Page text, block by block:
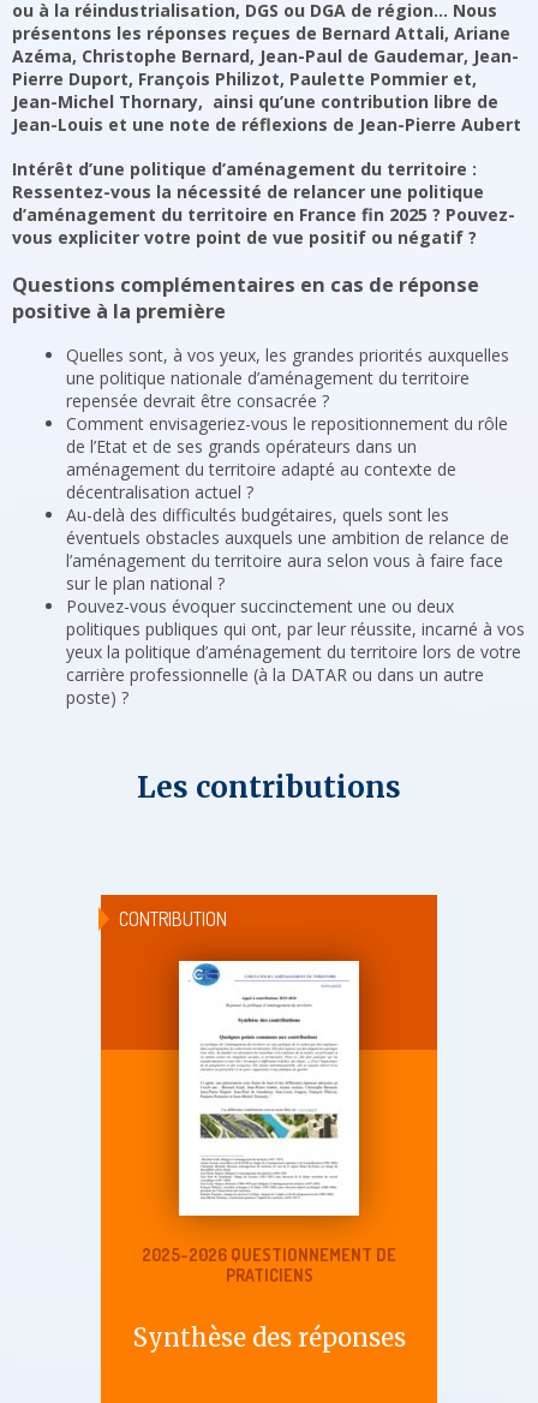
ou à la réindustrialisation, DGS ou DGA de région… Nous
présentons les réponses reçues de Bernard Attali, Ariane
Azéma, Christophe Bernard, Jean-Paul de Gaudemar, Jean-
Pierre Duport, François Philizot, Paulette Pommier et,
Jean-Michel Thornary, ainsi qu’une contribution libre de
Jean-Louis et une note de réflexions de Jean-Pierre Aubert
Intérêt d’une politique d’aménagement du territoire :
Ressentez-vous la nécessité de relancer une politique
d’aménagement du territoire en France fin 2025 ? Pouvez-
vous expliciter votre point de vue positif ou négatif ?
Questions complémentaires en cas de réponse
positive à la première
Quelles sont, à vos yeux, les grandes priorités auxquelles
une politique nationale d’aménagement du territoire
repensée devrait être consacrée ?
Comment envisageriez-vous le repositionnement du rôle
de l’Etat et de ses grands opérateurs dans un
aménagement du territoire adapté au contexte de
décentralisation actuel ?
Au-delà des difficultés budgétaires, quels sont les
éventuels obstacles auxquels une ambition de relance de
l’aménagement du territoire aura selon vous à faire face
sur le plan national ?
Pouvez-vous évoquer succinctement une ou deux
politiques publiques qui ont, par leur réussite, incarné à vos
yeux la politique d’aménagement du territoire lors de votre
carrière professionnelle (à la DATAR ou dans un autre
poste) ?
Les contributions
CONTRIBUTION
2025-2026 QUESTIONNEMENT DE
PRATICIENS
Synthèse des réponses